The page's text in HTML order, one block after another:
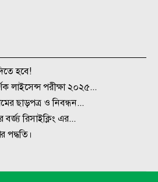
হবে!
লাইসেন্স পরীক্ষা ২০২৫...
ছাড়পত্র ও নিবন্ধন...
রিসাইক্লিং এর...
পদ্ধতি।